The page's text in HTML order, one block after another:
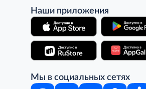
Наши приложения
Мы в социальных сетях